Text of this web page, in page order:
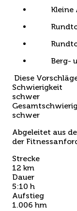
Kleine
Berg-
Diese
Schwierigkeit
schwer
schwer
Abgeleitet aus
der
Strecke
12 km
Dauer
5:10 h
Aufstieg
1.006 hm